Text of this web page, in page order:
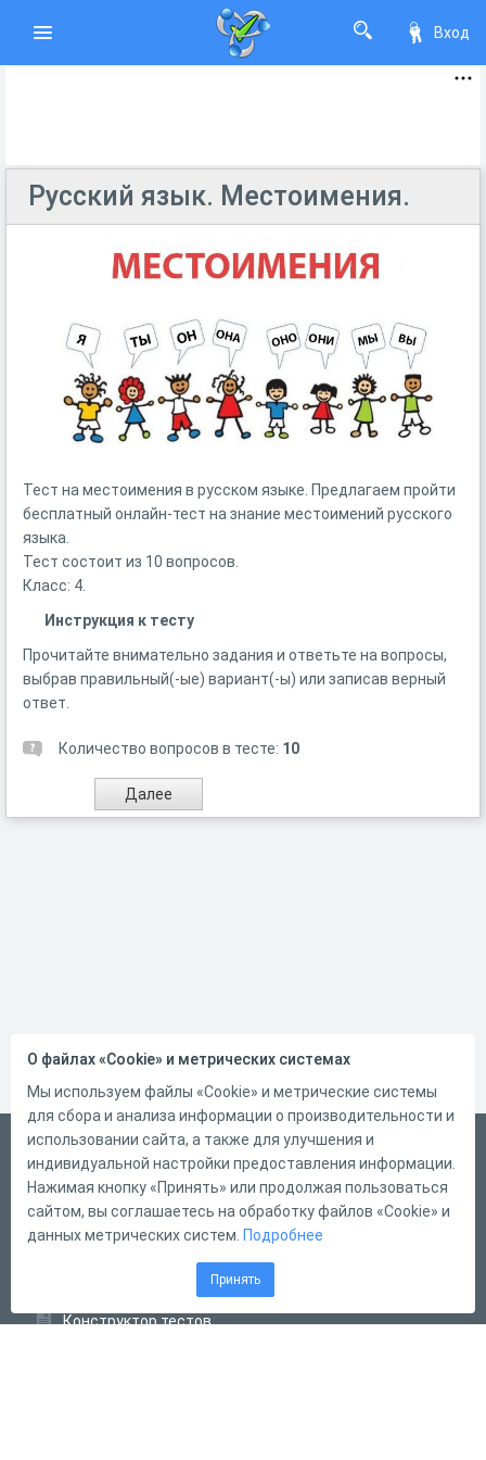
Вход
Русский язык. Местоимения.
Тест на местоимения в русском языке. Предлагаем пройти
бесплатный онлайн-тест на знание местоимений русского
языка.
Тест состоит из 10 вопросов.
Класс: 4.
Инструкция к тесту
Прочитайте внимательно задания и ответьте на вопросы,
выбрав правильный(-ые) вариант(-ы) или записав верный
ответ.
Количество вопросов в тесте: 10
Русский
Справка
Форма обратной связи
Конструктор тестов
О файлах «Cookie» и метрических системах
Мы используем файлы «Cookie» и метрические системы
для сбора и анализа информации о производительности и
использовании сайта, а также для улучшения и
индивидуальной настройки предоставления информации.
Нажимая кнопку «Принять» или продолжая пользоваться
сайтом, вы соглашаетесь на обработку файлов «Cookie» и
данных метрических систем. Подробнее
Принять